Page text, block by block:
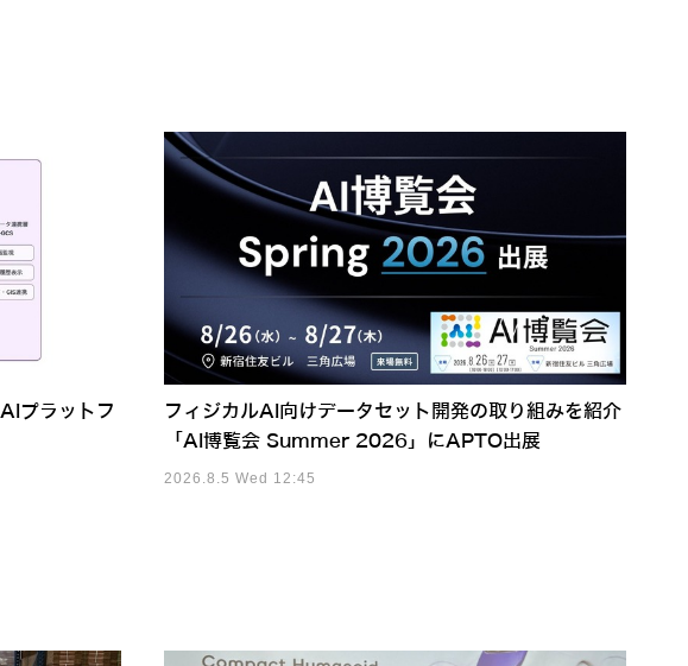
プラットフ
フィジカルAI向けデータセット開発の取り組みを紹介
「AI博覧会 Summer 2026」にAPTO出展
2026.8.5 Wed 12:45